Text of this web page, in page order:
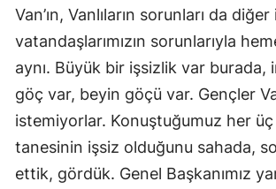
Van’ın, Vanlıların sorunları da
vatandaşlarımızın sorunlarıyla
aynı. Büyük bir işsizlik var burada,
göç var, beyin göçü var. Gençler
istemiyorlar. Konuştuğumuz her
tanesinin işsiz olduğunu sahada,
ettik, gördük. Genel Başkanımız